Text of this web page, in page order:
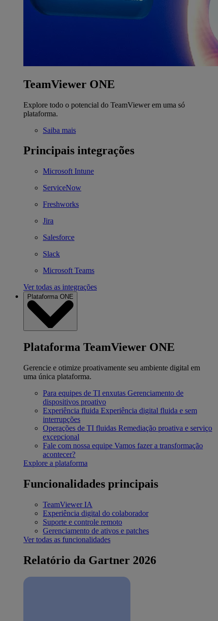
TeamViewer ONE
Explore todo o potencial do TeamViewer em uma só
plataforma.
Saiba mais
Principais integrações
Microsoft Intune
ServiceNow
Freshworks
Jira
Salesforce
Slack
Microsoft Teams
Ver todas as integrações
Plataforma ONE
Plataforma TeamViewer ONE
Gerencie e otimize proativamente seu ambiente digital em
uma única plataforma.
Para equipes de TI enxutas Gerenciamento de
dispositivos proativo
Experiência fluida Experiência digital fluida e sem
interrupções
Operações de TI fluidas Remediação proativa e serviço
excepcional
Fale com nossa equipe Vamos fazer a transformação
acontecer?
Explore a plataforma
Funcionalidades principais
TeamViewer IA
Experiência digital do colaborador
Suporte e controle remoto
Gerenciamento de ativos e patches
Ver todas as funcionalidades
Relatório da Gartner 2026